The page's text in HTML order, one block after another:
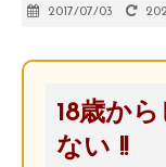
2017/07/03
18歳か
ない !!